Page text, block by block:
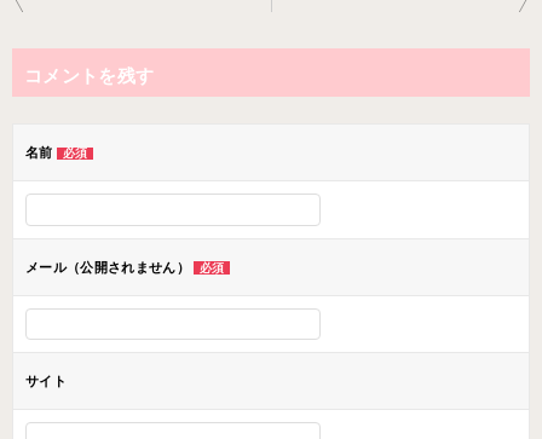
稿
ナ
ビ
ョ
ン
コメントを残す
名前 必須
メール（公開されません） 必須
サイト